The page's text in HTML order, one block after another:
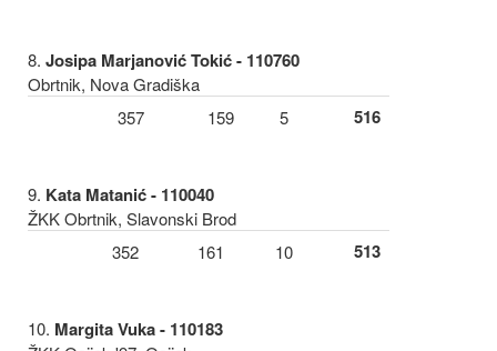
8. Josipa Marjanović Tokić - 110760
Obrtnik, Nova Gradiška
357
159 5 516
9. Kata Matanić - 110040
ŽKK Obrtnik, Slavonski Brod
352
161 10 513
10. Margita Vuka - 110183